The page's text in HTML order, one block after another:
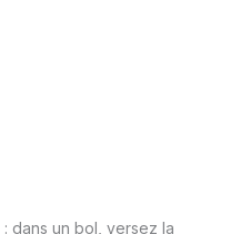
: dans un bol, versez la